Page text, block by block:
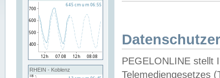
RHEIN - Koblenz
PEGELONLINE stellt
Telemediengesetzes